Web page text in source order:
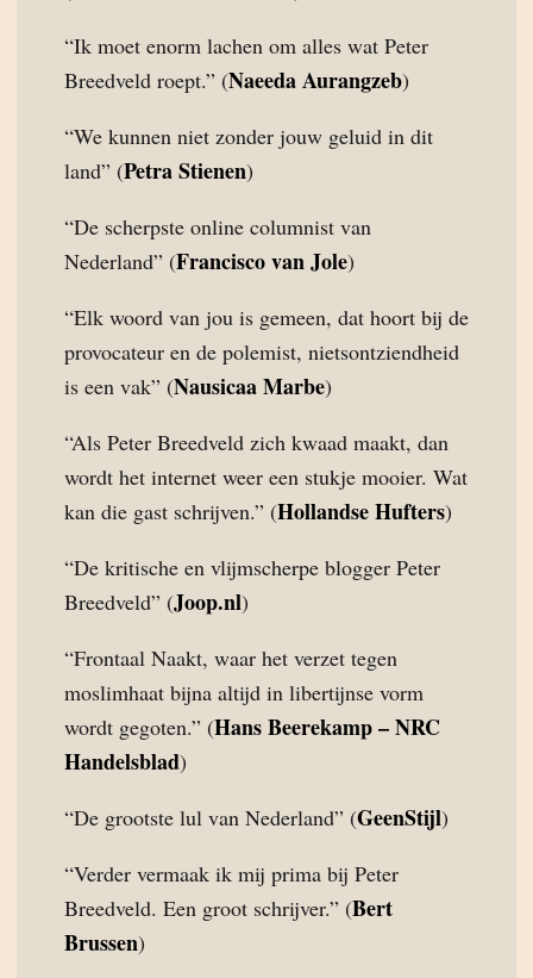
“Ik moet enorm lachen om alles wat Peter
Breedveld roept.” (Naeeda Aurangzeb)
“We kunnen niet zonder jouw geluid in dit
land” (Petra Stienen)
“De scherpste online columnist van
Nederland” (Francisco van Jole)
“Elk woord van jou is gemeen, dat hoort bij de
provocateur en de polemist, nietsontziendheid
is een vak” (Nausicaa Marbe)
“Als Peter Breedveld zich kwaad maakt, dan
wordt het internet weer een stukje mooier. Wat
kan die gast schrijven.” (Hollandse Hufters)
“De kritische en vlijmscherpe blogger Peter
Breedveld” (Joop.nl)
“Frontaal Naakt, waar het verzet tegen
moslimhaat bijna altijd in libertijnse vorm
wordt gegoten.” (Hans Beerekamp – NRC
Handelsblad)
“De grootste lul van Nederland” (GeenStijl)
“Verder vermaak ik mij prima bij Peter
Breedveld. Een groot schrijver.” (Bert
Brussen)